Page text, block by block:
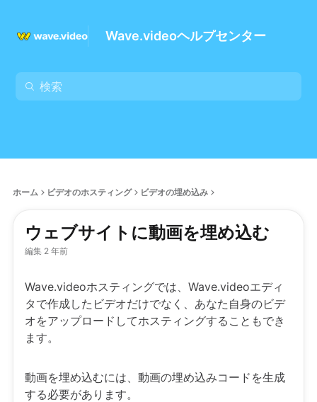
Wave.videoヘルプセンター
ホーム ビデオのホスティング ビデオの埋め込み
ウェブサイトに動画を埋め込む
編集 2 年前
Wave.videoホスティングでは、Wave.videoエディ
タで作成したビデオだけでなく、あなた自身のビデ
オをアップロードしてホスティングすることもでき
ます。
動画を埋め込むには、動画の埋め込みコードを生成
する必要があります。